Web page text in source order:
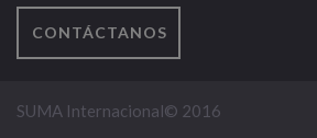
CONTÁCTANOS
SUMA Internacional© 2016